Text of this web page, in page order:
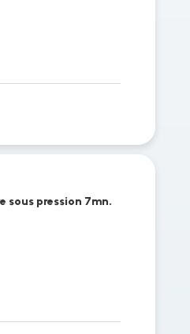
sous pression 7mn.